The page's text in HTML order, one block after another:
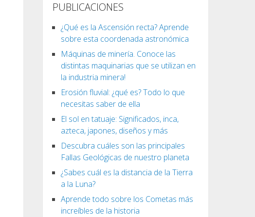
PUBLICACIONES
¿Qué es la Ascensión recta? Aprende
sobre esta coordenada astronómica
Máquinas de minería. Conoce las
distintas maquinarias que se utilizan en
la industria minera!
Erosión fluvial: ¿qué es? Todo lo que
necesitas saber de ella
El sol en tatuaje: Significados, inca,
azteca, japones, diseños y más
Descubra cuáles son las principales
Fallas Geológicas de nuestro planeta
¿Sabes cuál es la distancia de la Tierra
a la Luna?
Aprende todo sobre los Cometas más
increíbles de la historia